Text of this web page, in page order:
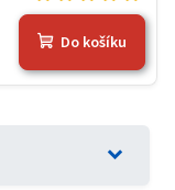
Do košíku
expand_more